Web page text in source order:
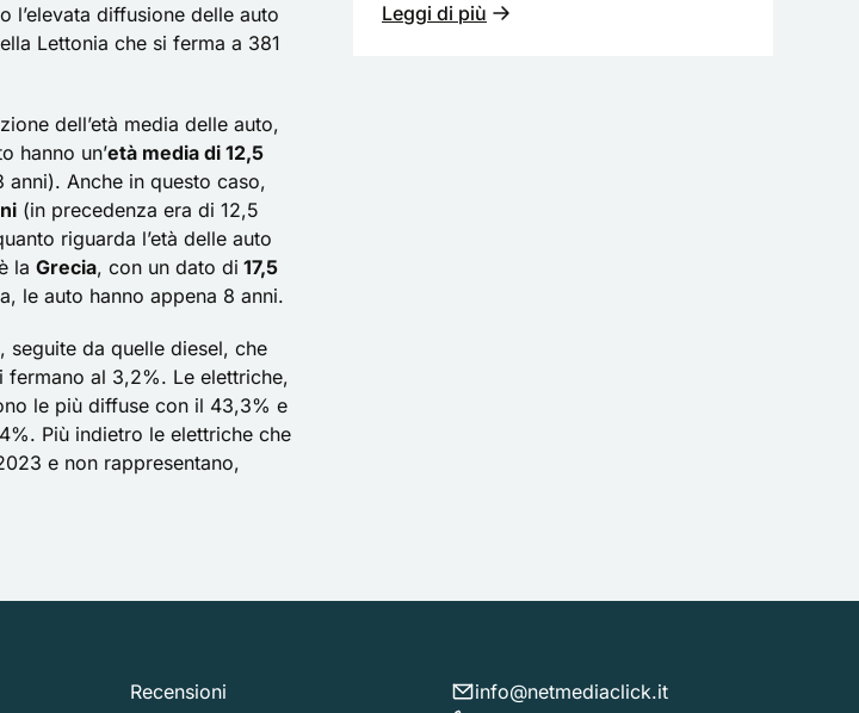
l’elevata diffusione delle auto
Lettonia che si ferma a 381
dell’età media delle auto,
hanno un’età media di 12,5
anni). Anche in questo caso,
(in precedenza era di 12,5
riguarda l’età delle auto
la Grecia, con un dato di 17,5
le auto hanno appena 8 anni.
, seguite da quelle diesel, che
al 3,2%. Le elettriche,
le più diffuse con il 43,3% e
Più indietro le elettriche che
e non rappresentano,
Leggi di più
Recensioni
info@netmediaclick.it